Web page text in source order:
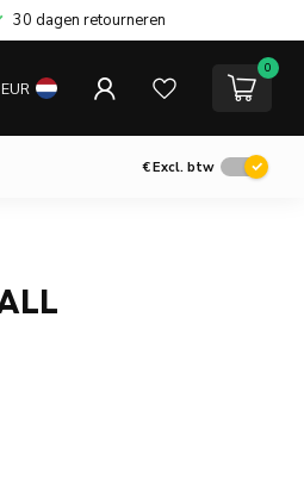
30 dagen retourneren
EUR
0
€Excl. btw